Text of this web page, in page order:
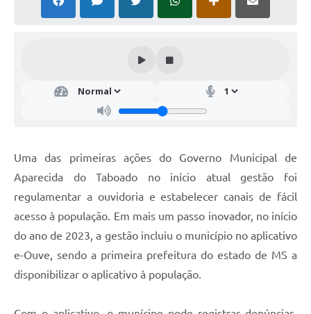
Uma das primeiras ações do Governo Municipal de
Aparecida do Taboado no início atual gestão foi
regulamentar a ouvidoria e estabelecer canais de fácil
acesso à população. Em mais um passo inovador, no início
do ano de 2023, a gestão incluiu o município no aplicativo
e-Ouve, sendo a primeira prefeitura do estado de MS a
disponibilizar o aplicativo à população.